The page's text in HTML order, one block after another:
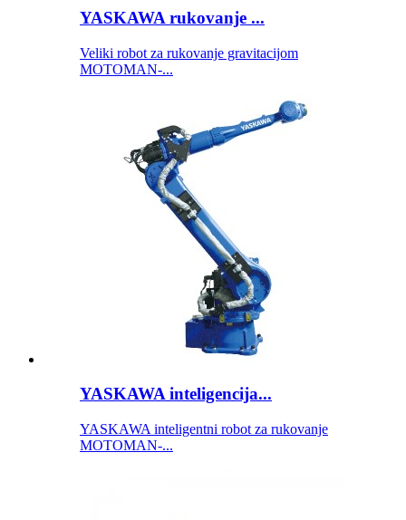
YASKAWA rukovanje ...
Veliki robot za rukovanje gravitacijom
MOTOMAN-...
YASKAWA inteligencija...
YASKAWA inteligentni robot za rukovanje
MOTOMAN-...